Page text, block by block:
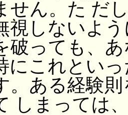
せん。た だ
視しないよ
破っても、
にこれとい
。ある経験
しまっては